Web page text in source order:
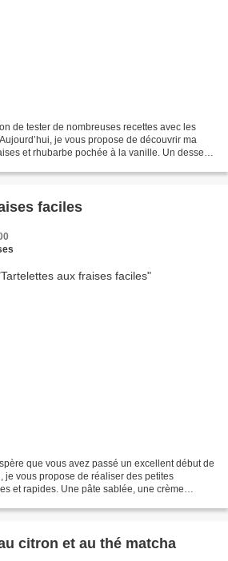
de tester de nombreuses recettes avec les
je vous propose de découvrir ma
et rhubarbe pochée à la vanille. Un dessert
faciles
que vous avez passé un excellent début de
je vous propose de réaliser des petites
et rapides. Une pâte sablée, une crème
citron et au thé matcha